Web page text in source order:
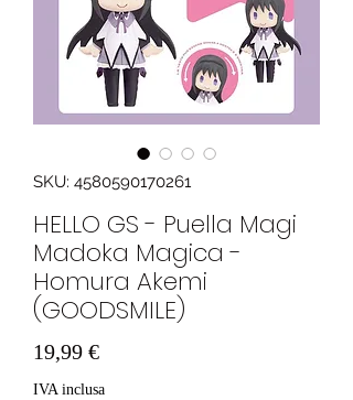
SKU: 4580590170261
HELLO GS - Puella Magi
Madoka Magica -
Homura Akemi
(GOODSMILE)
19,99 €Prezzo
IVA inclusa